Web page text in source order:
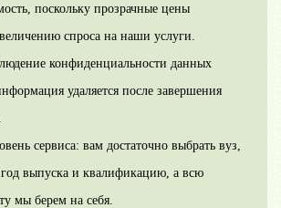
поскольку прозрачные цены
спроса на наши услуги.
конфиденциальности данных
удаляется после завершения
сервиса: вам достаточно выбрать вуз,
год выпуска и квалификацию, а всю
мы берем на себя.